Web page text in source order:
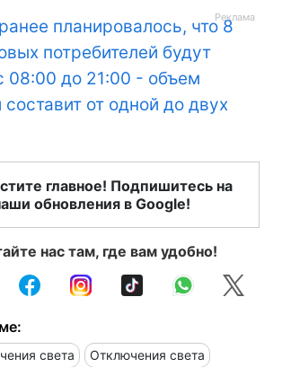
ранее планировалось, что 8
потребителей будут
08:00 до 21:00 - объем
от одной до двух
главное! Подпишитесь на
обновления в Google!
нас там, где вам удобно!
света Отключения света